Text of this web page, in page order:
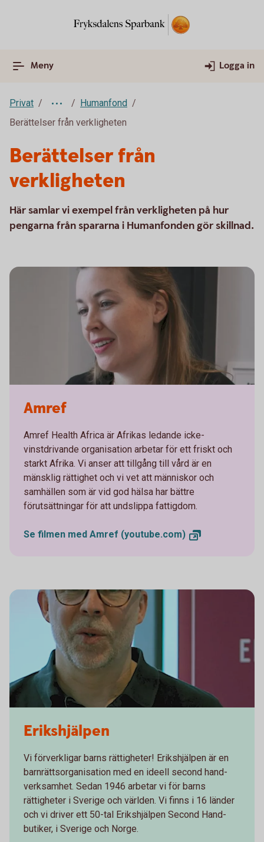
Meny Logga in
Privat
Humanfond
Berättelser från verkligheten
Berättelser från
verkligheten
Här samlar vi exempel från verkligheten på hur
pengarna från spararna i Humanfonden gör skillnad.
Amref
Amref Health Africa är Afrikas ledande icke-
vinstdrivande organisation arbetar för ett friskt och
starkt Afrika. Vi anser att tillgång till vård är en
mänsklig rättighet och vi vet att människor och
samhällen som är vid god hälsa har bättre
förutsättningar för att undslippa fattigdom.
Se filmen med Amref (youtube.com)
Erikshjälpen
Vi förverkligar barns rättigheter! Erikshjälpen är en
barnrättsorganisation med en ideell second hand-
verksamhet. Sedan 1946 arbetar vi för barns
rättigheter i Sverige och världen. Vi finns i 16 länder
och vi driver ett 50-tal Erikshjälpen Second Hand-
butiker, i Sverige och Norge.